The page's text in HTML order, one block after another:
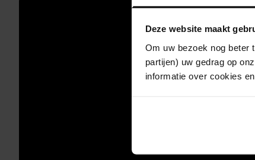
Deze website maakt
Om uw bezoek nog beter
partijen) uw gedrag op
informatie over cookies